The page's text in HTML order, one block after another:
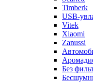
Timberk
USB-
Vitek
Xiaomi
Zanussi
Без